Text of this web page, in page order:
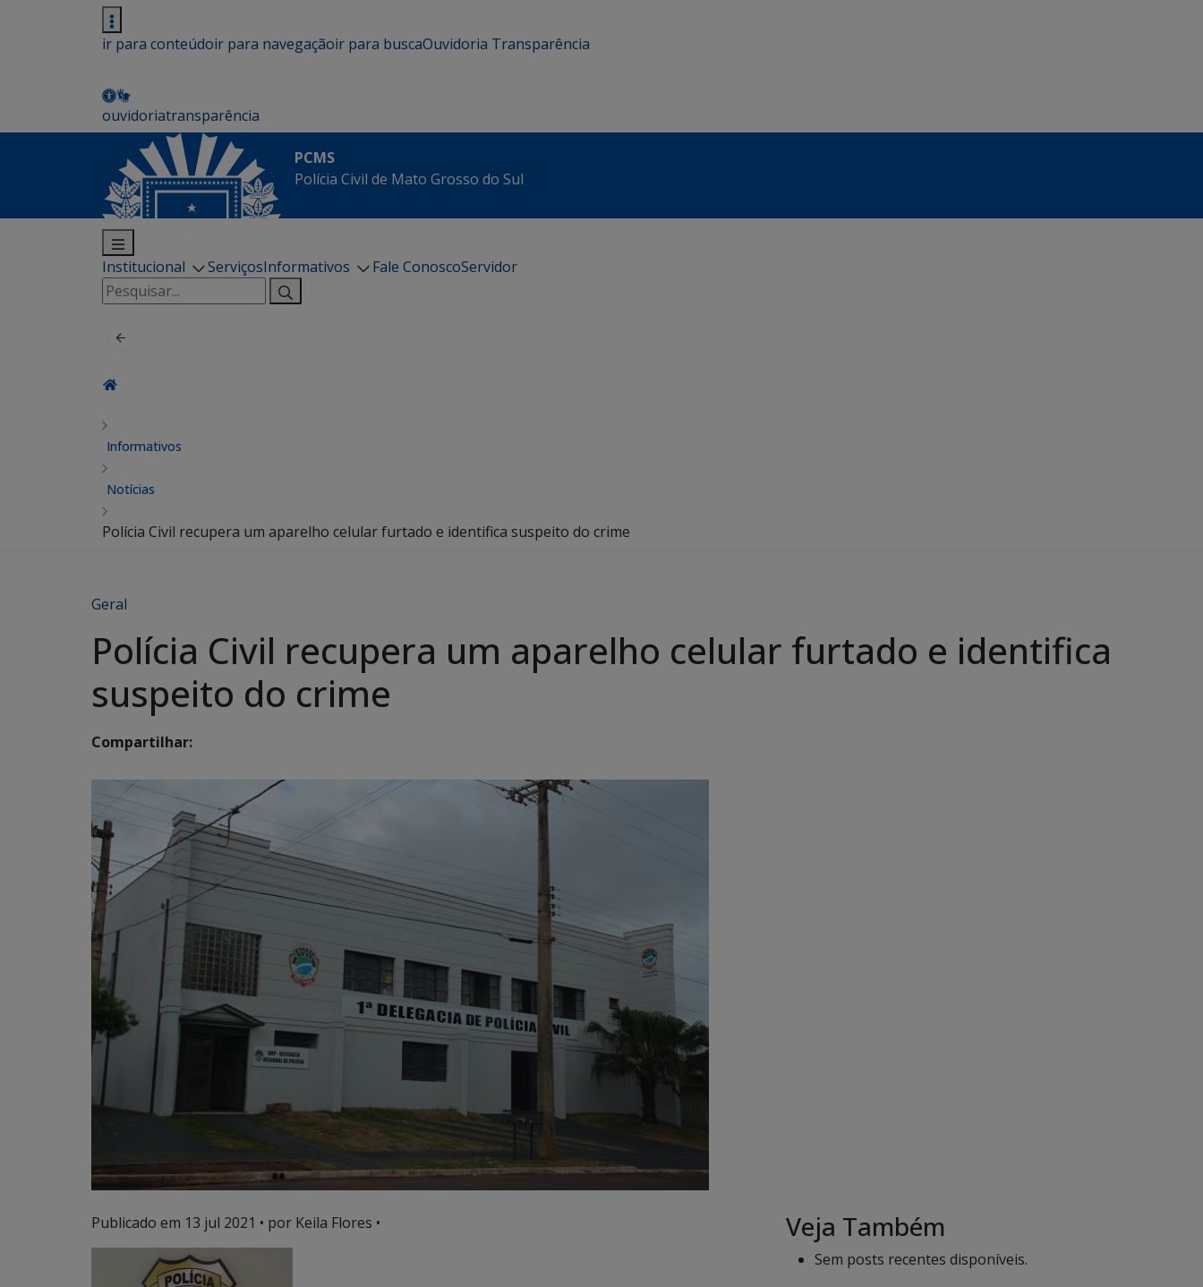
ir para conteúdoir para navegaçãoir para buscaOuvidoria Transparência
ouvidoriatransparência
PCMS
Polícia Civil de Mato Grosso do Sul
Institucional ServiçosInformativos Fale ConoscoServidor
Pesquisar
por:
Informativos
Notícias
Polícia Civil recupera um aparelho celular furtado e identifica suspeito do crime
Geral
Polícia Civil recupera um aparelho celular furtado e identifica
suspeito do crime
Compartilhar:
Publicado em 13 jul 2021 • por Keila Flores • Veja Também
Sem posts recentes disponíveis.